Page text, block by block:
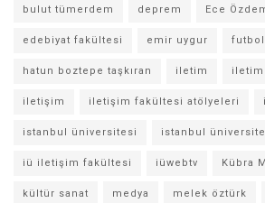
bulut tümerdem deprem Ece
edebiyat fakültesi emir uygur futbol
hatun boztepe taşkıran iletim iletim
iletişim iletişim fakültesi atölyeleri
istanbul üniversitesi istanbul
iü iletişim fakültesi iüwebtv Kübra
kültür sanat medya melek öztürk